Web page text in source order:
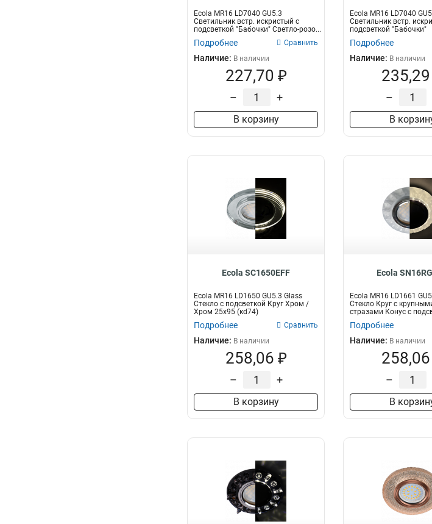
Ecola MR16 LD7040 GU5.3
Светильник встр. искристый с
подсветкой "Бабочки" Светло-розо...
Подробнее Сравнить
Наличие: В наличии
227,70 ₽
– +
В корзину
Ecola MR16 LD7040
Светильник встр.
подсветкой "Бабочки"
Тонированны...
Подробнее
Наличие: В наличии
–
В
Ecola SC1650EFF
Ecola MR16 LD1650 GU5.3 Glass
Стекло с подсветкой Круг Хром /
Хром 25x95 (кd74)
Подробнее Сравнить
Наличие: В наличии
258,06 ₽
– +
В корзину
Ecola
Ecola MR16 LD1661
Стекло Круг с
стразами Конус с
Подробнее
Наличие: В наличии
–
В